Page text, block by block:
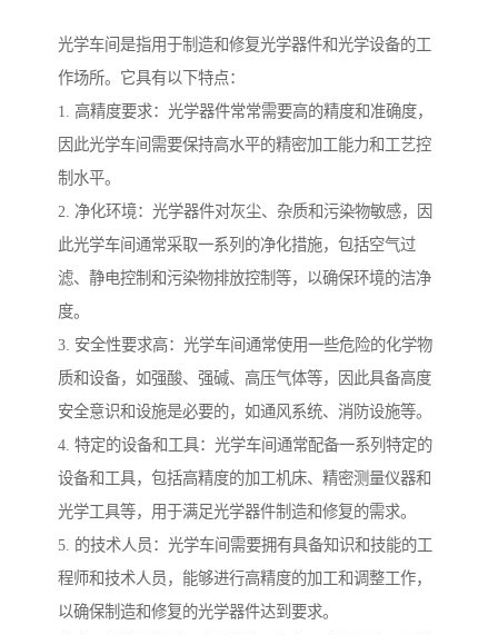
光学车间是指用于制造和修复光学器件和光学设备的工
作场所。它具有以下特点：
1. 高精度要求：光学器件常常需要高的精度和准确度，
因此光学车间需要保持高水平的精密加工能力和工艺控
制水平。
2. 净化环境：光学器件对灰尘、杂质和污染物敏感，因
此光学车间通常采取一系列的净化措施，包括空气过
滤、静电控制和污染物排放控制等，以确保环境的洁净
度。
3. 安全性要求高：光学车间通常使用一些危险的化学物
质和设备，如强酸、强碱、高压气体等，因此具备高度
安全意识和设施是必要的，如通风系统、消防设施等。
4. 特定的设备和工具：光学车间通常配备一系列特定的
设备和工具，包括高精度的加工机床、精密测量仪器和
光学工具等，用于满足光学器件制造和修复的需求。
5. 的技术人员：光学车间需要拥有具备知识和技能的工
程师和技术人员，能够进行高精度的加工和调整工作，
以确保制造和修复的光学器件达到要求。